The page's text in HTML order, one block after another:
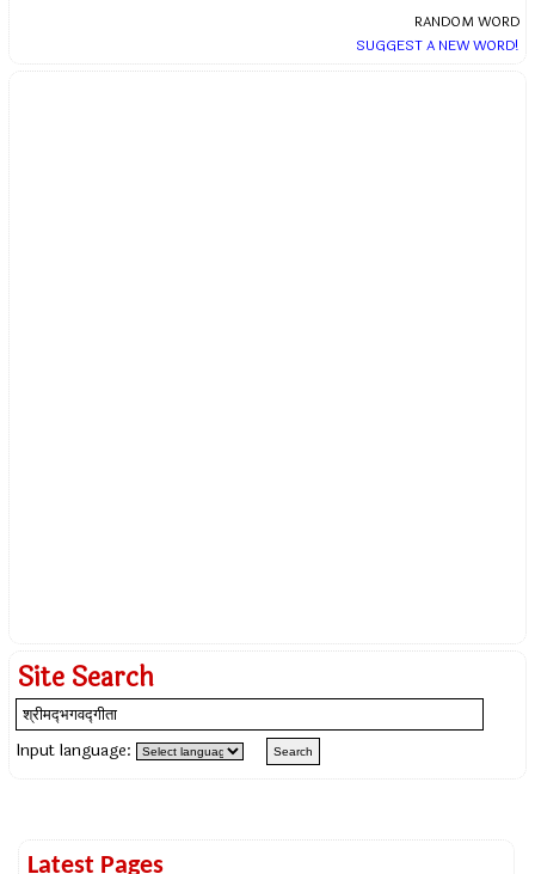
RANDOM WORD
SUGGEST A NEW WORD!
Site Search
Input language:
Latest Pages